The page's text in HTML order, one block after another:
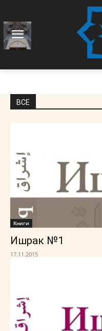
ВСЕ
Книги
Ишрак №1
17.11.2015